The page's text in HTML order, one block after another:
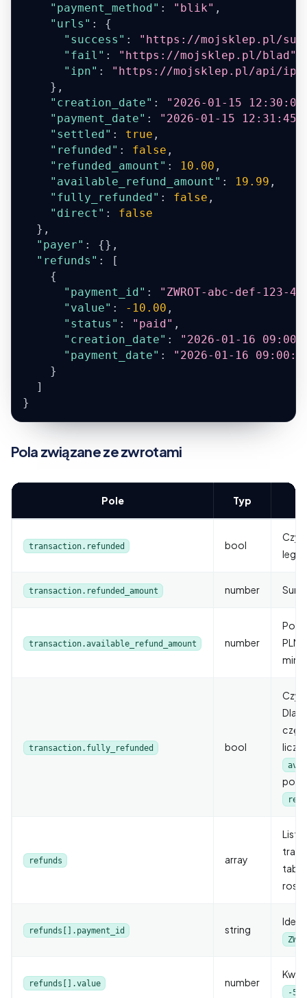
"payment_method" : "blik" ,
"urls" :
{
"success" :
"https://mojsklep.pl/
"fail" : "https://mojsklep.pl/blad"
"ipn" :
"https://mojsklep.pl/api/
} ,
"creation_date" :
"2026-01-15
"payment_date" : "2026-01-15 12:31:45"
"settled" : true ,
"refunded" : false ,
"refunded_amount" : 10.00 ,
"available_refund_amount" : 19.99 ,
"fully_refunded" : false ,
"direct" :
false
} ,
"payer" : {} ,
"refunds" :
[
{
"payment_id" :
"ZWROT-abc-def-123-
"value" : -10.00 ,
"status" : "paid" ,
"creation_date" :
"2026-01-16
"payment_date" :
"2026-01-16
}
]
}
Pola związane ze zwrotami
Pole Typ
transaction.refunded bool
Czy
transaction.refunded_amount number
transaction.available_refund_amount number
PLN (
transaction.fully_refunded bool
Czy
Dla
refunds array
Lista
refunds[].payment_id string
refunds[].value number
-